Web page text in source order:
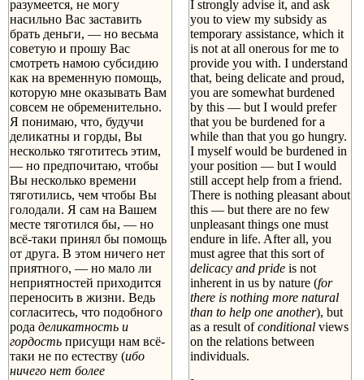
разумеется, не могу
насильно Вас заставить
брать деньги, — но весьма
советую и прошу Вас
смотреть намою субсидию
как на временную помощь,
которую мне оказывать Вам
совсем не обременительно.
Я понимаю, что, будучи
деликатны и горды, Вы
несколько тяготитесь этим,
— но предпочитаю, чтобы
Вы несколько времени
тяготились, чем чтобы Вы
голодали. Я сам на Вашем
месте тяготился бы, — но
всё-таки принял бы помощь
от друга. В этом ничего нет
приятного, — но мало ли
неприятностей приходится
переносить в жизни. Ведь
согласитесь, что подобного
рода деликатность и
гордость присущи нам всё-
таки не по естеству (ибо
ничего нет более
I strongly advise it, and ask
you to view my subsidy as
temporary assistance, which it
is not at all onerous for me to
provide you with. I understand
that, being delicate and proud,
you are somewhat burdened
by this — but I would prefer
that you be burdened for a
while than that you go hungry.
I myself would be burdened in
your position — but I would
still accept help from a friend.
There is nothing pleasant about
this — but there are no few
unpleasant things one must
endure in life. After all, you
must agree that this sort of
delicacy and pride is not
inherent in us by nature (for
there is nothing more natural
than to help one another), but
as a result ofconditional views
on the relations between
individuals.